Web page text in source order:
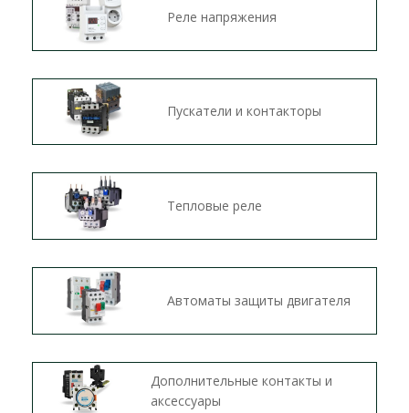
Реле напряжения
Пускатели и контакторы
Тепловые реле
Автоматы защиты двигателя
Дополнительные контакты и
аксессуары